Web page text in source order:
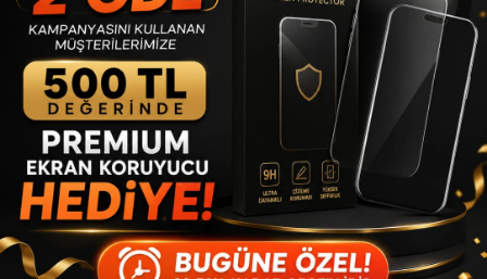
Telefonunuzun şık tasarımını gizlemeden korumak isteyenler
için tasarlanan Ultra İnce Mat MagSafe Kılıf, minimal yapısı ve
modern görünümüyle günlük kullanım için ideal bir
seçenektir.Telefonunuzun orijinal inceliğini hissetmeye devam
edin
Ultra ince yapısı sayesinde telefonunuza neredeyse kılıf
yokmuş hissi verirken mat yüzeyi ile sade ve premium bir
görünüm kazandırır.
Ultra İnce Tasarım
İnce yapısı sayesinde telefonun kalınlığını neredeyse hiç
artırmaz ve cihazın orijinal hissini korur. Ultra ince kılıf cihazın
formunu bozmadan koruma sağlar.